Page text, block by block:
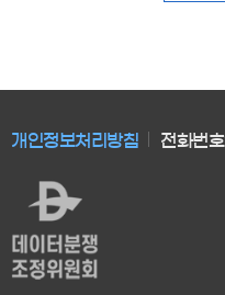
개인정보처리방침 전화번